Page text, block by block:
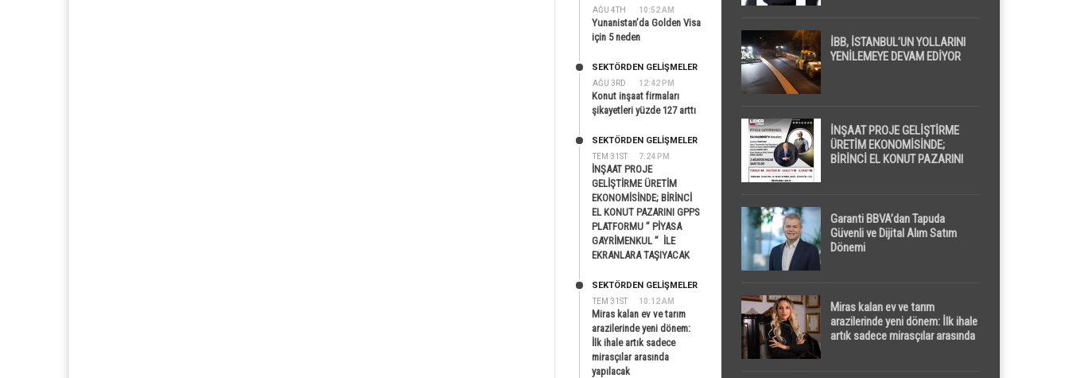
AĞU 4TH 10:52 AM
Yunanistan’da Golden Visa
için 5 neden
AĞU 3RD 12:42 PM
SEKTÖRDEN GELIŞMELER
Konut inşaat firmaları
şikayetleri yüzde 127 arttı
TEM 31ST 7:24 PM
SEKTÖRDEN GELIŞMELER
İNŞAAT PROJE
GELİŞTİRME ÜRETİM
EKONOMİSİNDE; BİRİNCİ
EL KONUT PAZARINI GPPS
PLATFORMU ” PİYASA
GAYRİMENKUL ” İLE
EKRANLARA TAŞIYACAK
TEM 31ST 10:12 AM
SEKTÖRDEN GELIŞMELER
Miras kalan ev ve tarım
arazilerinde yeni dönem:
İlk ihale artık sadece
mirasçılar arasında
yapılacak
Dikkat Çekti
İBB, İSTANBUL’UN YOLLARINI
YENİLEMEYE DEVAM EDİYOR
İNŞAAT PROJE GELİŞTİRME
ÜRETİM EKONOMİSİNDE;
BİRİNCİ EL KONUT PAZARINI
Garanti BBVA’dan Tapuda
Güvenli ve Dijital Alım Satım
Dönemi
Miras kalan ev ve tarım
arazilerinde yeni dönem: İlk ihale
artık sadece mirasçılar arasında